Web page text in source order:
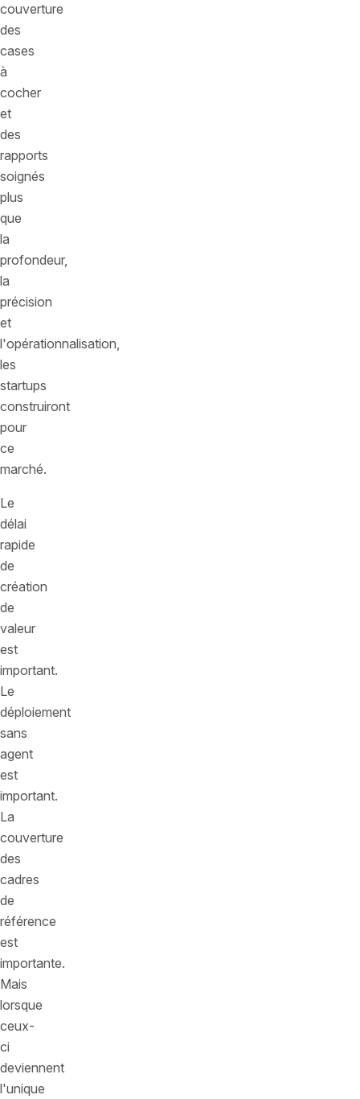
couverture
des
cases
à
cocher
et
des
rapports
soignés
plus
que
la
profondeur,
la
précision
et
l'opérationnalisation,
les
startups
construiront
pour
ce
marché.
Le
délai
rapide
de
création
de
valeur
est
important.
Le
déploiement
sans
agent
est
important.
La
couverture
des
cadres
de
référence
est
importante.
Mais
lorsque
ceux-
ci
deviennent
l'unique